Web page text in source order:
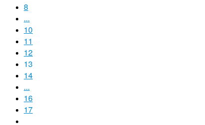
8
...
10
11
12
13
14
...
16
17